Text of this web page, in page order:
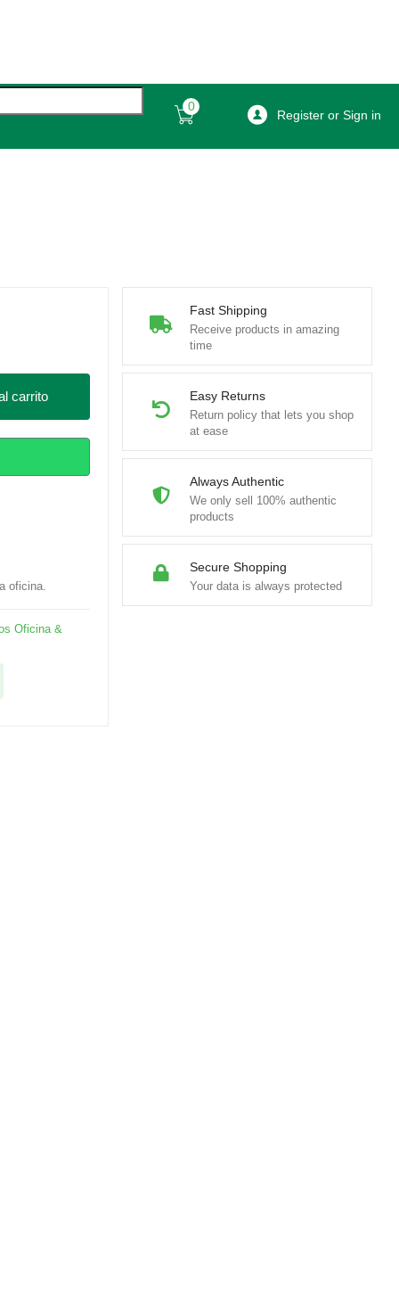
0
Register or Sign in
Fast Shipping
Receive products in amazing
time
Easy Returns
Return policy that lets you shop
at ease
Always Authentic
We only sell 100% authentic
products
Secure Shopping
Your data is always protected
carrito
oficina.
Oficina &